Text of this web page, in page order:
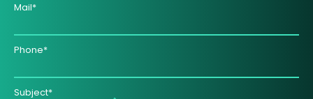
Mail*
Phone*
Subject*